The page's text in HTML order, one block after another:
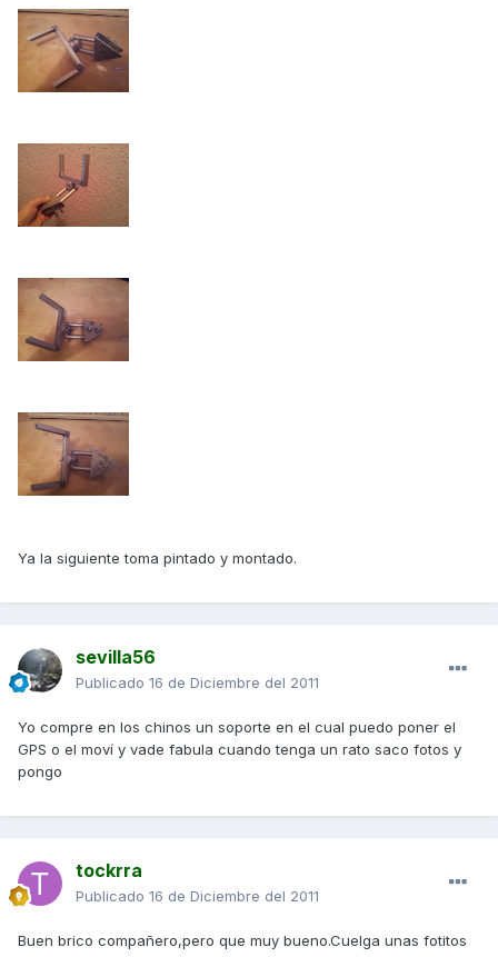
Ya la siguiente toma pintado y montado.
sevilla56
Publicado 16 de Diciembre del 2011
Yo compre en los chinos un soporte en el cual puedo poner el
GPS o el moví y vade fabula cuando tenga un rato saco fotos y
pongo
tockrra
Publicado 16 de Diciembre del 2011
Buen brico compañero,pero que muy bueno.Cuelga unas fotitos